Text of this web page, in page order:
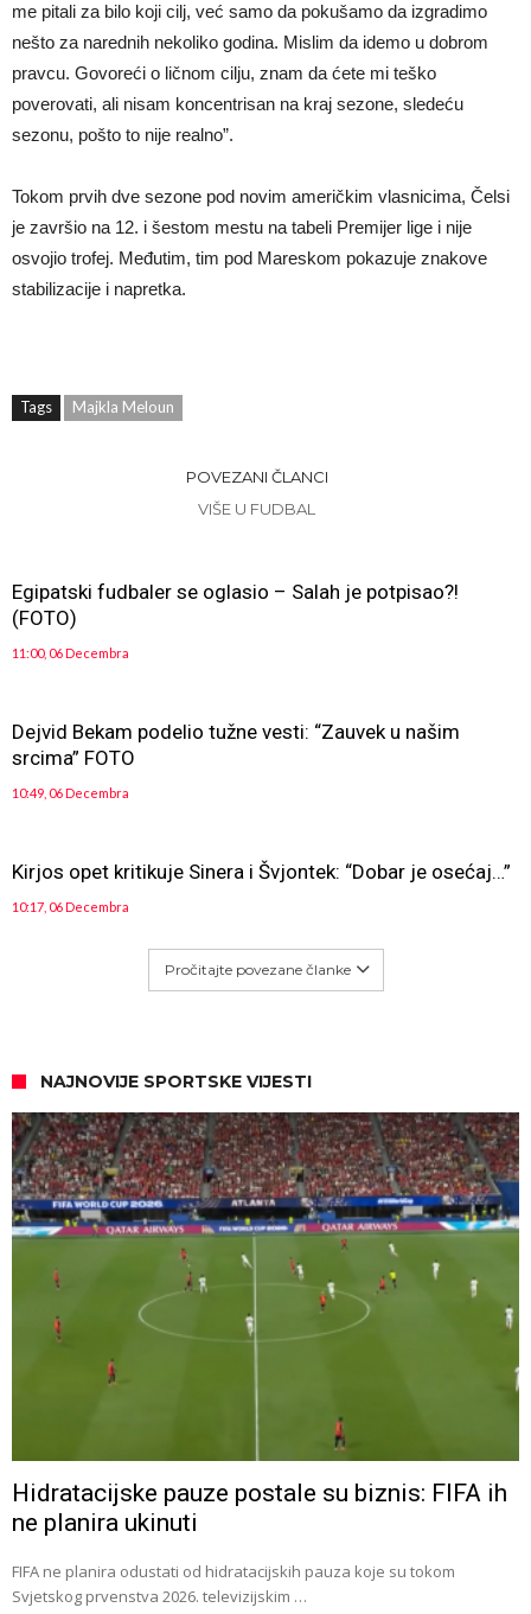
me pitali za bilo koji cilj, već samo da pokušamo da izgradimo
nešto za narednih nekoliko godina. Mislim da idemo u dobrom
pravcu. Govoreći o ličnom cilju, znam da ćete mi teško
poverovati, ali nisam koncentrisan na kraj sezone, sledeću
sezonu, pošto to nije realno”.
Tokom prvih dve sezone pod novim američkim vlasnicima, Čelsi
je završio na 12. i šestom mestu na tabeli Premijer lige i nije
osvojio trofej. Međutim, tim pod Mareskom pokazuje znakove
stabilizacije i napretka.
Tags Majkla Meloun
POVEZANI ČLANCI
VIŠE U FUDBAL
Egipatski fudbaler se oglasio – Salah je potpisao?!
(FOTO)
11:00, 06 Decembra
Dejvid Bekam podelio tužne vesti: “Zauvek u našim
srcima” FOTO
10:49, 06 Decembra
Kirjos opet kritikuje Sinera i Švjontek: “Dobar je osećaj…”
10:17, 06 Decembra
Pročitajte povezane članke
NAJNOVIJE SPORTSKE VIJESTI
Hidratacijske pauze postale su biznis: FIFA ih
ne planira ukinuti
FIFA ne planira odustati od hidratacijskih pauza koje su tokom
Svjetskog prvenstva 2026. televizijskim …